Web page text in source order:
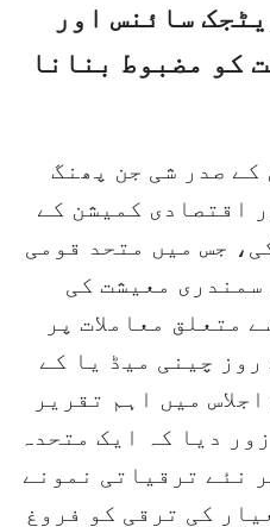
سائنس اور
کو مضبوط بنانا
کے صدر شی جن پھنگ
اقتصادی کمیشن کے
جس میں متحد قومی
سمندری معیشت کی
متعلق معاملات پر
چینی میڈ یا کے
میں اہم تقریر
دیا کہ ایک متحدہ
نئے ترقیاتی نمونے
کی ترقی کو فروغ